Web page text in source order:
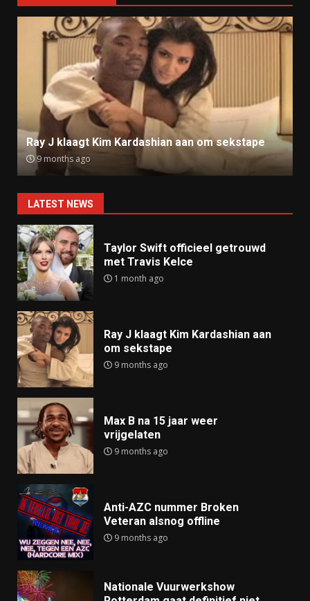
Ray J klaagt Kim Kardashian aan om sekstape
9 months ago
LATEST NEWS
Taylor Swift officieel getrouwd
met Travis Kelce
1 month ago
Ray J klaagt Kim Kardashian aan
om sekstape
9 months ago
Max B na 15 jaar weer
vrijgelaten
9 months ago
Anti-AZC nummer Broken
Veteran alsnog offline
9 months ago
Nationale Vuurwerkshow